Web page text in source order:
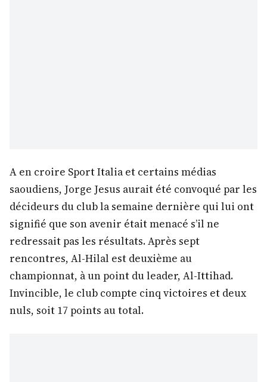
A en croire Sport Italia et certains médias
saoudiens, Jorge Jesus aurait été convoqué par les
décideurs du club la semaine dernière qui lui ont
signifié que son avenir était menacé s’il ne
redressait pas les résultats. Après sept
rencontres, Al-Hilal est deuxième au
championnat, à un point du leader, Al-Ittihad.
Invincible, le club compte cinq victoires et deux
nuls, soit 17 points au total.